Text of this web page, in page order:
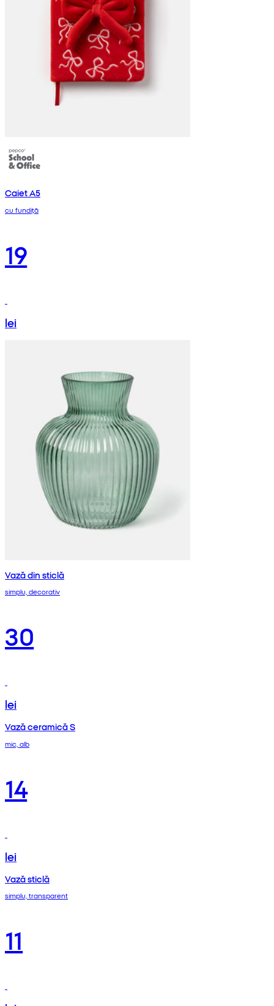
Caiet A5
cu fundiță
19
lei
Vază din sticlă
simplu, decorativ
30
lei
Vază ceramică S
mic, alb
14
lei
Vază sticlă
simplu, transparent
11